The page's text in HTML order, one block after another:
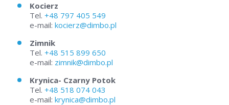
Biuro Dimbo
Kocierz
Tel. +48 797 405 549
e-mail: kocierz@dimbo.pl
Zimnik
Tel. +48 515 899 650
e-mail: zimnik@dimbo.pl
Krynica- Czarny Potok
Tel. +48 518 074 043
e-mail: krynica@dimbo.pl